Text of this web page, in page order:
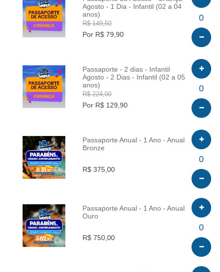
INFO
Agosto - 1 Dia - Infantil (02 a 04
anos)
R$ 149,50
Por R$ 79,90
0
INFO
Passaporte - 2 dias - Infantil
Agosto - 2 Dias - Infantil (02 a 05
anos)
R$ 224,00
Por R$ 129,90
0
INFO
Passaporte Anual - 1 Ano - Anual
Bronze
R$ 375,00
0
INFO
Passaporte Anual - 1 Ano - Anual
Ouro
R$ 750,00
0